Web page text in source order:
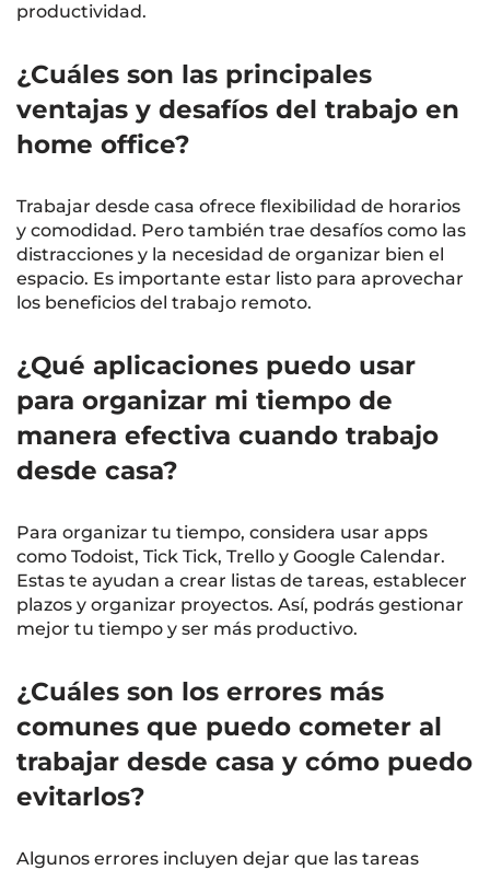
productividad.
¿Cuáles son las principales
ventajas y desafíos del trabajo en
home office?
Trabajar desde casa ofrece flexibilidad de horarios
y comodidad. Pero también trae desafíos como las
distracciones y la necesidad de organizar bien el
espacio. Es importante estar listo para aprovechar
los beneficios del trabajo remoto.
¿Qué aplicaciones puedo usar
para organizar mi tiempo de
manera efectiva cuando trabajo
desde casa?
Para organizar tu tiempo, considera usar apps
como Todoist, Tick Tick, Trello y Google Calendar.
Estas te ayudan a crear listas de tareas, establecer
plazos y organizar proyectos. Así, podrás gestionar
mejor tu tiempo y ser más productivo.
¿Cuáles son los errores más
comunes que puedo cometer al
trabajar desde casa y cómo puedo
evitarlos?
Algunos errores incluyen dejar que las tareas